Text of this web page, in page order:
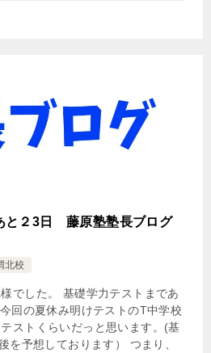
と２3日 藤原塾塾長ブログ
北校
でした。 基礎学力テストまであ
回の夏休み明けテストのT中学校
ストくらいだっと思います。(基
を予想しております） つまり、